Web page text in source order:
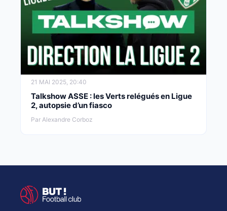
21 MAI 2025, 20:40
Talkshow ASSE : les Verts relégués en Ligue
2, autopsie d’un fiasco
Par Alexandre Corboz